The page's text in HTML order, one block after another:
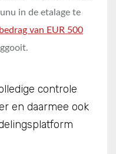
in de etalage te
van EUR 500
controle
en daarmee ook